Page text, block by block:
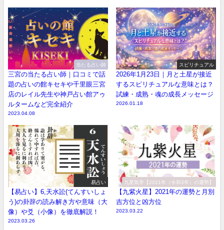
当たる占い師
三宮の当たる占い師｜口コミで話
題の占いの館キセキや千里眼三宮
店のレイル先生や神戸占い館アゥ
ルタームなど完全紹介
2023.04.08
スピリチュアル
2026年1月23日｜月と土星が接近
するスピリチュアルな意味とは？
試練・成熟・魂の成長メッセージ
2026.01.18
易占い
【易占い】6,天水訟(てんすいしょ
う)の卦辞の読み解き方や意味（大
像）や爻（小像）を徹底解説！
2023.03.26
九星気学【2021年（令和3年）の運勢】
【九紫火星】2021年の運勢と月別
吉方位と凶方位
2023.03.22